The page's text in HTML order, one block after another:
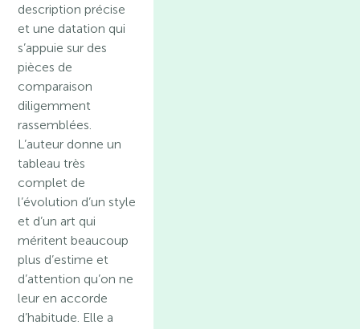
description précise
et une datation qui
s’appuie sur des
pièces de
comparaison
diligemment
rassemblées.
L’auteur donne un
tableau très
complet de
l’évolution d’un style
et d’un art qui
méritent beaucoup
plus d’estime et
d’attention qu’on ne
leur en accorde
d’habitude. Elle a